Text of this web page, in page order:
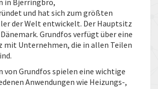
in Bjerringbro,
und hat sich zum größten
der Welt entwickelt. Der Hauptsitz
Grundfos verfügt über eine
mit Unternehmen, die in allen Teilen
von Grundfos spielen eine wichtige
Anwendungen wie Heizungs-,